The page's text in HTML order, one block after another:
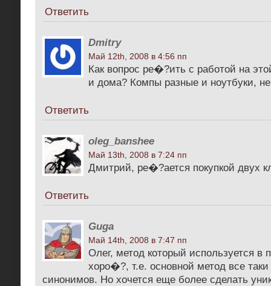
Ответить
Dmitry
Май 12th, 2008 в 4:56 пп
Как вопрос ре�?ить с работой на
и дома? Компы разные и ноутбуки,
Ответить
oleg_banshee
Май 13th, 2008 в 7:24 пп
Дмитрий, ре�?ается покупкой двух
Ответить
Guga
Май 14th, 2008 в 7:47 пп
Олег, метод который используется в
хоро�?, т.е. основной метод все
синонимов. Но хочется еще более сделать